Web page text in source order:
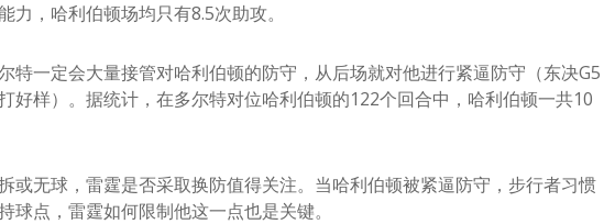
力，哈利伯顿场均只有8.5次助攻。
特一定会大量接管对哈利伯顿的防守，从后场就对他进行紧逼防守（东决G5
好样）。据统计，在多尔特对位哈利伯顿的122个回合中，哈利伯顿一共10
或无球，雷霆是否采取换防值得关注。当哈利伯顿被紧逼防守，步行者习惯
球点，雷霆如何限制他这一点也是关键。